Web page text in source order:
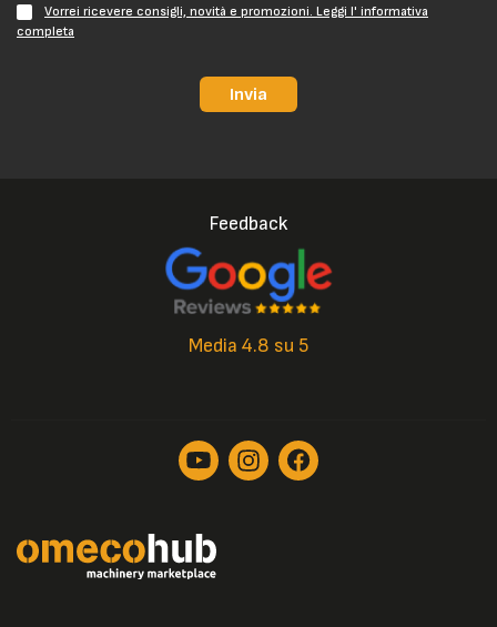
Vorrei ricevere consigli, novità e promozioni. Leggi l' informativa
completa
Invia
Feedback
Media 4.8 su 5